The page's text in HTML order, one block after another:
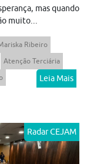
mas quando
muito...
Ribeiro
Atenção Terciária
Leia Mais
Radar CEJAM